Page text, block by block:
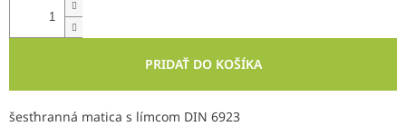
PRIDAŤ DO KOŠÍKA
šesťhranná matica s límcom DIN 6923